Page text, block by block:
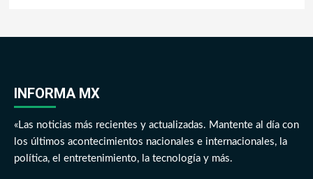
INFORMA MX
«Las noticias más recientes y actualizadas. Mantente al día con
los últimos acontecimientos nacionales e internacionales, la
política, el entretenimiento, la tecnología y más.